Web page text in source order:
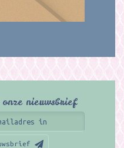
nieuwsbrief